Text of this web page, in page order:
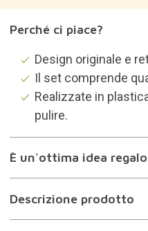
Perché ci piace?
Design originale e
Il set comprende
Realizzate in
pulire.
È un'ottima idea regalo
Descrizione prodotto